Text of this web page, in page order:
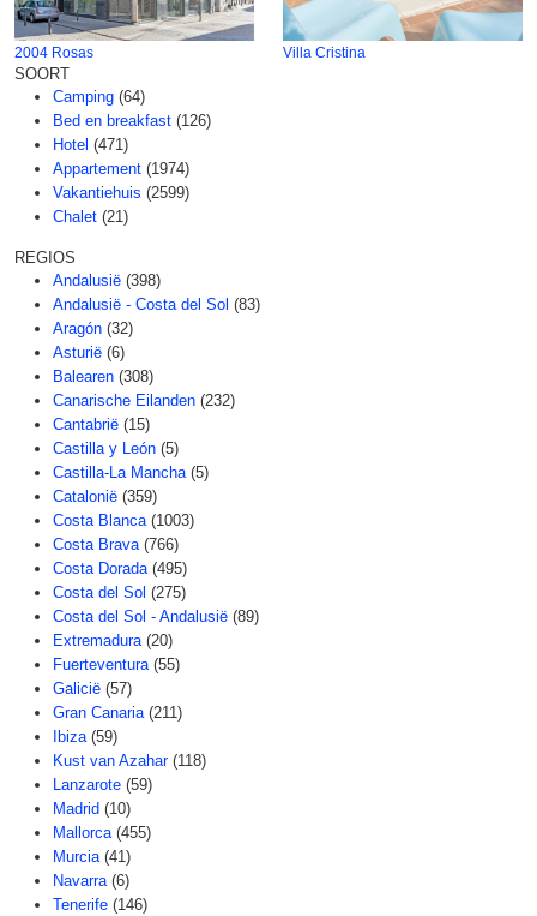
2004 Rosas Villa Cristina
SOORT
Camping (64)
Bed en breakfast (126)
Hotel (471)
Appartement (1974)
Vakantiehuis (2599)
Chalet (21)
REGIOS
Andalusië (398)
Andalusië - Costa del Sol (83)
Aragón (32)
Asturië (6)
Balearen (308)
Canarische Eilanden (232)
Cantabrië (15)
Castilla y León (5)
Castilla-La Mancha (5)
Catalonië (359)
Costa Blanca (1003)
Costa Brava (766)
Costa Dorada (495)
Costa del Sol (275)
Costa del Sol - Andalusië (89)
Extremadura (20)
Fuerteventura (55)
Galicië (57)
Gran Canaria (211)
Ibiza (59)
Kust van Azahar (118)
Lanzarote (59)
Madrid (10)
Mallorca (455)
Murcia (41)
Navarra (6)
Tenerife (146)